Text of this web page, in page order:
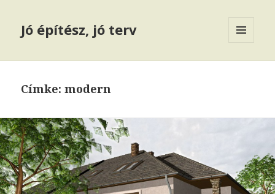
Jó építész, jó terv
Címke: modern